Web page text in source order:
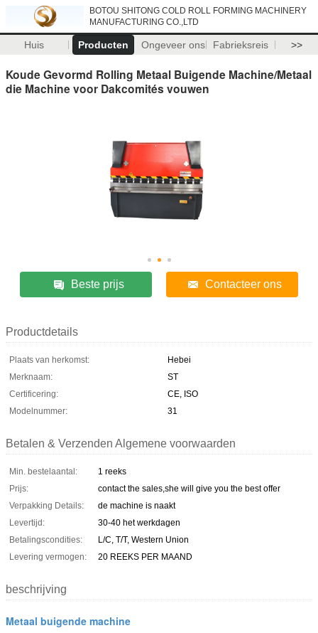
BOTOU SHITONG COLD ROLL FORMING MACHINERY
MANUFACTURING CO.,LTD
Huis Producten Ongeveer ons Fabrieksreis >>
Koude Gevormd Rolling Metaal Buigende Machine/Metaal
die Machine voor Dakcomités vouwen
Beste prijs Contacteer ons
Productdetails
Plaats van herkomst:
Hebei
Merknaam:
ST
Certificering:
CE, ISO
Modelnummer:
31
Betalen & Verzenden Algemene voorwaarden
Min. bestelaantal:
1 reeks
Prijs:
contact the sales,she will give you the best offer
Verpakking Details:
de machine is naakt
Levertijd:
30-40 het werkdagen
Betalingscondities:
L/C, T/T, Western Union
Levering vermogen:
20 REEKS PER MAAND
beschrijving
Metaal buigende machine